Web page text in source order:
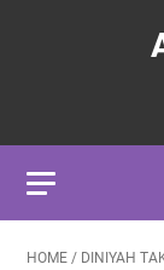
HOME / DINIYAH